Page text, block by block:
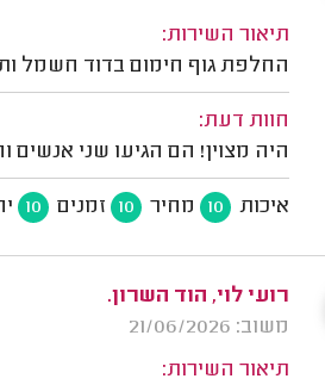
תיאור השירות:
החלפת גוף חימום בדוד חשמל
חוות דעת:
היה מצוין! הם הגיעו שני
איכות 10 מחיר 10 זמנים 10
רועי לוי, הוד השרון.
משוב: 21/06/2026
תיאור השירות: